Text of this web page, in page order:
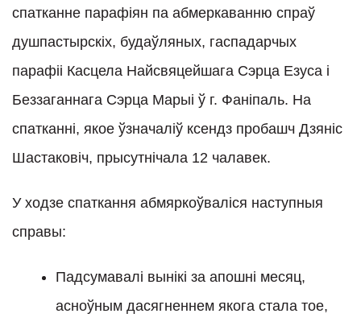
спатканне парафіян па абмеркаванню спраў
душпастырскіх, будаўляных, гаспадарчых
парафіі Касцела Найсвяцейшага Сэрца Езуса і
Беззаганнага Сэрца Марыі ў г. Фаніпаль. На
спатканні, якое ўзначаліў ксендз пробашч Дзяніс
Шастаковіч, прысутнічала 12 чалавек.
У ходзе спаткання абмяркоўваліся наступныя
справы:
Падсумавалі вынікі за апошні месяц,
асноўным дасягненнем якога стала тое,